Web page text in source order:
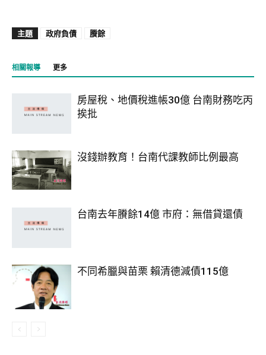
主題 政府負債 賸餘
相關報導 更多
房屋稅、地價稅進帳30億 台南財務吃丙
挨批
沒錢辦教育！台南代課教師比例最高
台南去年賸餘14億 市府：無借貸還債
不同希臘與苗栗 賴清德減債115億